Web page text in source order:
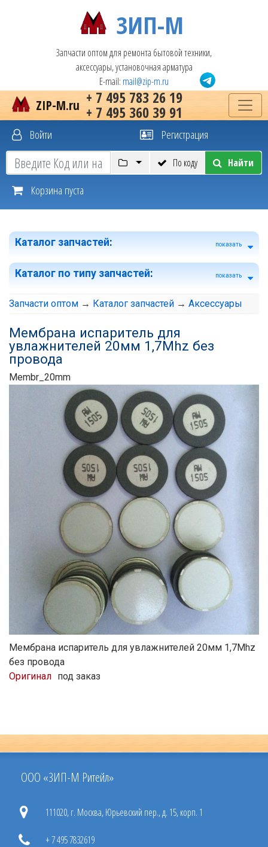
ЗИП-М
Запчасти оптом для ремонта бытовой техники,
аксессуары, установочная арматура
E-mail: mail@zip-m.ru
+ 7 495 783 26 19
+ 7 495 360 39 91
ZIP-M.ru
Войти Регистрация
По коду Найти
Корзина пуста
Каталог запчастей: показать
Каталог по типу запчастей: показать
Запчасти оптом → Каталог запчастей → Аксессуары
Мембрана испаритель для
увлажнителей 20мм 1,7Mhz без
провода
Membr_20mm
Мембрана испаритель для увлажнителей 20мм 1,7Mhz
без провода
Оригинал под заказ
ООО «ЗИП-М Ритейл»
111020, г. Москва, Юрьевский пер., д. 15, корп. 1
+ 7 495 7832619